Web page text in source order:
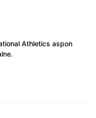
Athletics aspon